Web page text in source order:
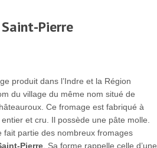
Pierre
produit dans l’Indre et la Région
du village du même nom situé de
Ce fromage est fabriqué à
et cru. Il possède une pâte molle.
fait partie des nombreux fromages
Pierre. Sa forme rappelle celle d’une